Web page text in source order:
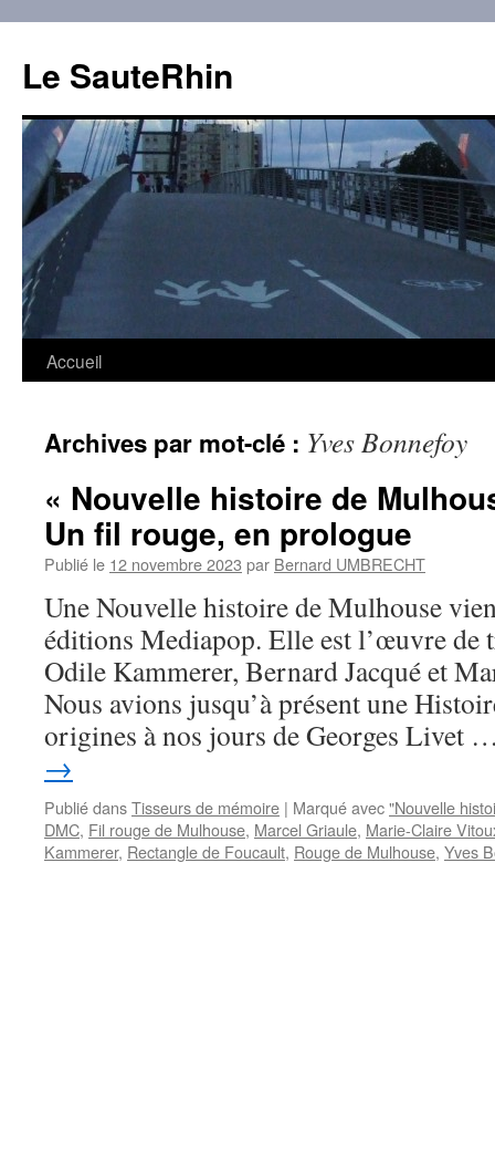
contenu
Le SauteRhin
Accueil
Archives par mot-clé : Yves Bonnefoy
« Nouvelle histoire de
Un fil rouge, en prologue
Publié le 12 novembre 2023 par Bernard UMBRECHT
Une Nouvelle histoire de Mulhouse
éditions Mediapop. Elle est l’œuvre de
Odile Kammerer, Bernard Jacqué et
Nous avions jusqu’à présent une
origines à nos jours de Georges Livet
→
Publié dansTisseurs de mémoire | Marqué avec"Nouvelle
DMC, Fil rouge de Mulhouse, Marcel Griaule, Marie-Claire
Kammerer, Rectangle de Foucault, Rouge de Mulhouse, Yves